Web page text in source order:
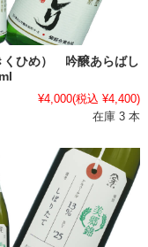
くひめ） 吟醸あらばし
¥4,000(税込 ¥4,400)
在庫 3 本